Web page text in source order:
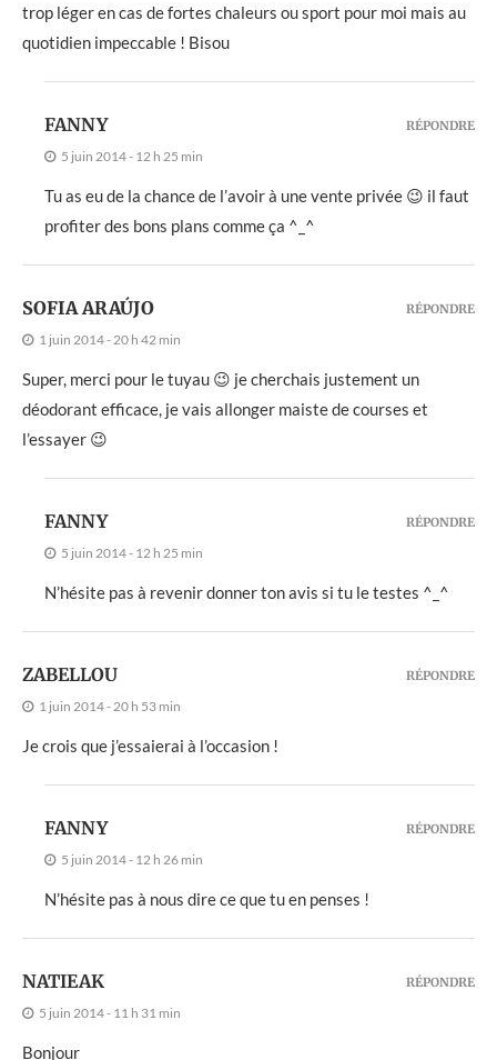
trop léger en cas de fortes chaleurs ou sport pour moi mais au
quotidien impeccable ! Bisou
FANNY
5 juin 2014 - 12 h 25 min
Tu as eu de la chance de l’avoir à une vente privée 😉 il faut
profiter des bons plans comme ça ^_^
RÉPONDRE
SOFIA ARAÚJO
1 juin 2014 - 20 h 42 min
Super, merci pour le tuyau 😉 je cherchais justement un
déodorant efficace, je vais allonger maiste de courses et
l’essayer 😉
RÉPONDRE
FANNY
5 juin 2014 - 12 h 25 min
N’hésite pas à revenir donner ton avis si tu le testes ^_^
RÉPONDRE
ZABELLOU
1 juin 2014 - 20 h 53 min
Je crois que j’essaierai à l’occasion !
RÉPONDRE
FANNY
5 juin 2014 - 12 h 26 min
N’hésite pas à nous dire ce que tu en penses !
RÉPONDRE
NATIEAK
5 juin 2014 - 11 h 31 min
Bonjour
RÉPONDRE